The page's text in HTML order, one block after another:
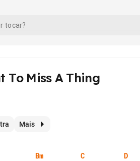
To Miss A Thing
Mais
Bm C D